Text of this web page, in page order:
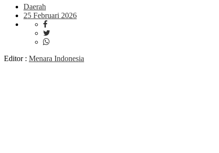
Daerah
25 Februari 2026
Editor : Menara Indonesia